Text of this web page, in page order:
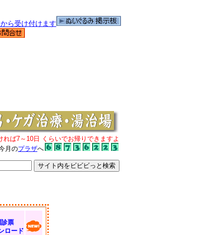
れば7～10日 くらいでお帰りできますよ
月のプラザへ
票
ロード